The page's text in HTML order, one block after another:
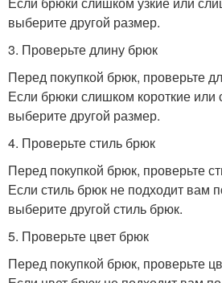
выберите другой размер.
3. Проверьте длину брюк
Перед покупкой брюк, проверьте
Если брюки слишком короткие
выберите другой размер.
4. Проверьте стиль брюк
Перед покупкой брюк, проверьте
Если стиль брюк не подходит вам
выберите другой стиль брюк.
5. Проверьте цвет брюк
Перед покупкой брюк, проверьте